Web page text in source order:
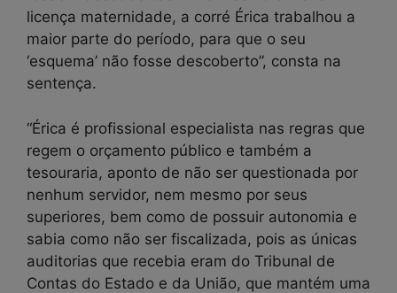
licença maternidade, a corré Érica trabalhou a
maior parte do período, para que o seu
‘esquema’ não fosse descoberto”, consta na
sentença.
“Érica é profissional especialista nas regras que
regem o orçamento público e também a
tesouraria, aponto de não ser questionada por
nenhum servidor, nem mesmo por seus
superiores, bem como de possuir autonomia e
sabia como não ser fiscalizada, pois as únicas
auditorias que recebia eram do Tribunal de
Contas do Estado e da União, que mantém uma